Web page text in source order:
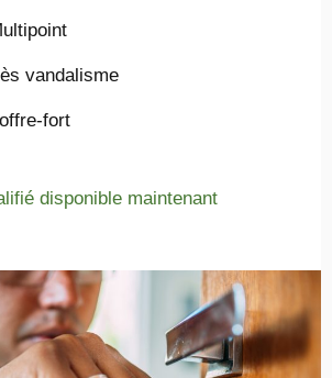
vandalisme
fort
disponible maintenant